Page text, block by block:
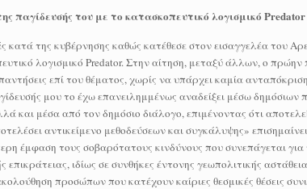
παγίδευσής του με το κατασκοπευτικό λογισμικό Predator
της κυβέρνησης καθώς κατέθεσε στον εισαγγελέα του
λογισμικό Predator. Στην αίτηση, μεταξύ άλλων, ο
επί του θέματος, χωρίς να υπάρχει καμία
μου το έχω επανειλημμένως αναδείξει μέσω
και μέσα από τον δημόσιο διάλογο, επιμένοντας ότι
αντικείμενο μεθοδεύσεων και συγκάλυψης»
έμφαση τους σοβαρότατους κινδύνους που συνεπάγεται
επικράτειας, ιδίως σε συνθήκες έντονης γεωπολιτικής
προσώπων που κατέχουν καίριες θεσμικές θέσεις